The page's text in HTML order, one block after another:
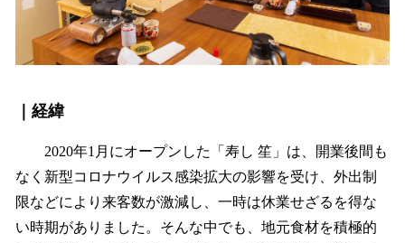
｜経緯
2020年1月にオープンした「寿し 笙」は、開業後間も
なく新型コロナウイルス感染拡大の影響を受け、外出制
限などにより来客数が激減し、一時は休業せざるを得な
い時期がありました。そんな中でも、地元食材を積極的